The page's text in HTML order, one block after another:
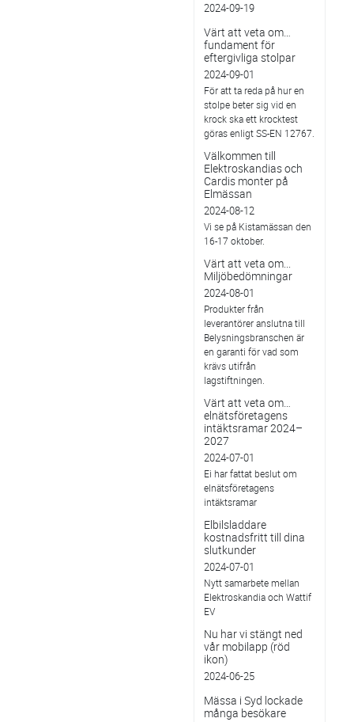
2024-09-19
Värt att veta om…
fundament för
eftergivliga stolpar
2024-09-01
För att ta reda på hur en
stolpe beter sig vid en
krock ska ett krocktest
göras enligt SS-EN 12767.
Välkommen till
Elektroskandias och
Cardis monter på
Elmässan
2024-08-12
Vi se på Kistamässan den
16-17 oktober.
Värt att veta om...
Miljöbedömningar
2024-08-01
Produkter från
leverantörer anslutna till
Belysningsbranschen är
en garanti för vad som
krävs utifrån
lagstiftningen.
Värt att veta om…
elnätsföretagens
intäktsramar 2024–
2027
2024-07-01
Ei har fattat beslut om
elnätsföretagens
intäktsramar
Elbilsladdare
kostnadsfritt till dina
slutkunder
2024-07-01
Nytt samarbete mellan
Elektroskandia och Wattif
EV
Nu har vi stängt ned
vår mobilapp (röd
ikon)
2024-06-25
Mässa i Syd lockade
många besökare